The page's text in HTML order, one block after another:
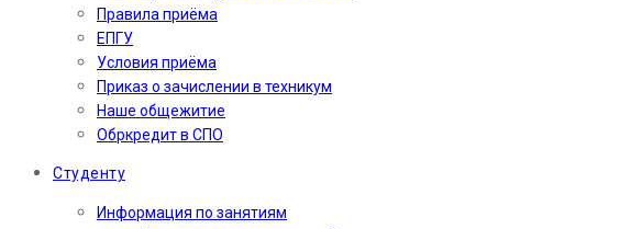
Правила приёма
ЕПГУ
Условия приёма
Приказ о зачислении в техникум
Наше общежитие
Обркредит в СПО
Студенту
Информация по занятиям